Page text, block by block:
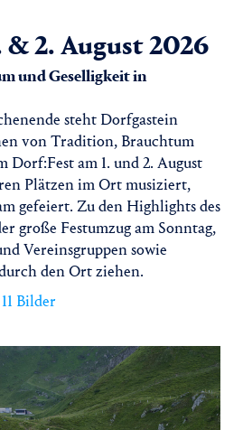
& 2. August 2026
und Geselligkeit in
steht Dorfgastein
von Tradition, Brauchtum
Dorf:Fest am 1. und 2. August
Plätzen im Ort musiziert,
gefeiert. Zu den Highlights des
große Festumzug am Sonntag,
Vereinsgruppen sowie
den Ort ziehen.
11 Bilder